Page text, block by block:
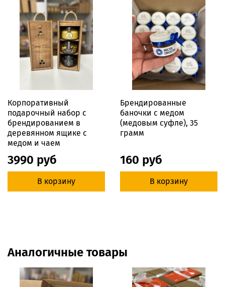
Корпоративный
подарочный набор с
брендированием в
деревянном ящике с
медом и чаем
3990 руб
В корзину
Брендированные
баночки с медом
(медовым суфле), 35
грамм
160 руб
В корзину
Аналогичные товары